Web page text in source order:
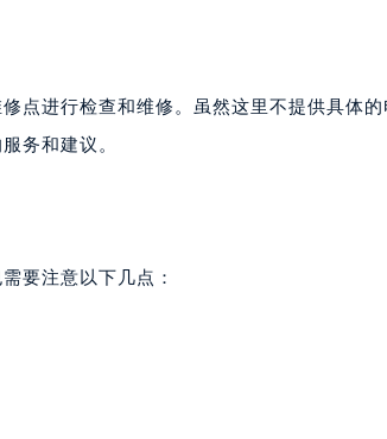
点进行检查和维修。虽然这里不提供具体的
务和建议。
要注意以下几点：